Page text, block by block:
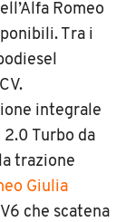
Romeo
Tra i
integrale
2.0 Turbo da
trazione
Giulia
che scatena